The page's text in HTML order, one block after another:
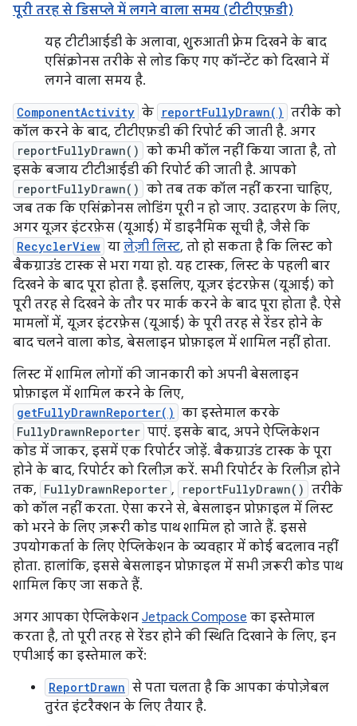
पूरी तरह से डिसप्ले में लगने वाला समय (टीटीएफ़डी)
यह टीटीआईडी के अलावा, शुरुआती फ़्रेम दिखने के बाद
एसिंक्रोनस तरीके से लोड किए गए कॉन्टेंट को दिखाने में
लगने वाला समय है.
ComponentActivity के reportFullyDrawn() तरीके को
कॉल करने के बाद, टीटीएफ़डी की रिपोर्ट की जाती है. अगर
reportFullyDrawn() को कभी कॉल नहीं किया जाता है, तो
इसके बजाय टीटीआईडी की रिपोर्ट की जाती है. आपको
reportFullyDrawn() को तब तक कॉल नहीं करना चाहिए,
जब तक कि एसिंक्रोनस लोडिंग पूरी न हो जाए. उदाहरण के लिए,
अगर यूज़र इंटरफ़ेस (यूआई) में डाइनैमिक सूची है, जैसे कि
RecyclerView या लेज़ी लिस्ट, तो हो सकता है कि लिस्ट को
बैकग्राउंड टास्क से भरा गया हो. यह टास्क, लिस्ट के पहली बार
दिखने के बाद पूरा होता है. इसलिए, यूज़र इंटरफ़ेस (यूआई) को
पूरी तरह से दिखने के तौर पर मार्क करने के बाद पूरा होता है. ऐसे
मामलों में, यूज़र इंटरफ़ेस (यूआई) के पूरी तरह से रेंडर होने के
बाद चलने वाला कोड, बेसलाइन प्रोफ़ाइल में शामिल नहीं होता.
लिस्ट में शामिल लोगों की जानकारी को अपनी बेसलाइन
प्रोफ़ाइल में शामिल करने के लिए,
getFullyDrawnReporter() का इस्तेमाल करके
FullyDrawnReporter पाएं. इसके बाद, अपने ऐप्लिकेशन
कोड में जाकर, इसमें एक रिपोर्टर जोड़ें. बैकग्राउंड टास्क के पूरा
होने के बाद, रिपोर्टर को रिलीज़ करें. सभी रिपोर्टर के रिलीज़ होने
तक, FullyDrawnReporter , reportFullyDrawn() तरीके
को कॉल नहीं करता. ऐसा करने से, बेसलाइन प्रोफ़ाइल में लिस्ट
को भरने के लिए ज़रूरी कोड पाथ शामिल हो जाते हैं. इससे
उपयोगकर्ता के लिए ऐप्लिकेशन के व्यवहार में कोई बदलाव नहीं
होता. हालांकि, इससे बेसलाइन प्रोफ़ाइल में सभी ज़रूरी कोड पाथ
शामिल किए जा सकते हैं.
अगर आपका ऐप्लिकेशन Jetpack Compose का इस्तेमाल
करता है, तो पूरी तरह से रेंडर होने की स्थिति दिखाने के लिए, इन
एपीआई का इस्तेमाल करें:
ReportDrawn से पता चलता है कि आपका कंपोज़ेबल
तुरंत इंटरैक्शन के लिए तैयार है.